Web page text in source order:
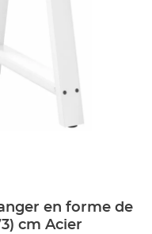
en forme de
cm Acier